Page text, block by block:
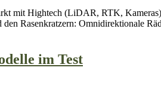
mit Hightech (LiDAR, RTK,
Rasenkratzern: Omnidirektionale
im Test